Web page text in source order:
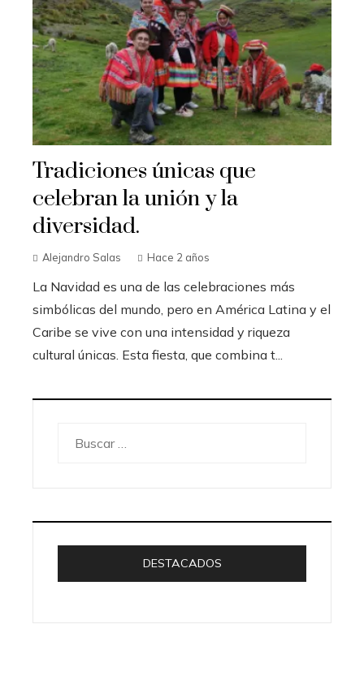
Tradiciones únicas que
celebran la unión y la
diversidad.
Alejandro Salas Hace 2 años
La Navidad es una de las celebraciones más
simbólicas del mundo, pero en América Latina y el
Caribe se vive con una intensidad y riqueza
cultural únicas. Esta fiesta, que combina t...
DESTACADOS